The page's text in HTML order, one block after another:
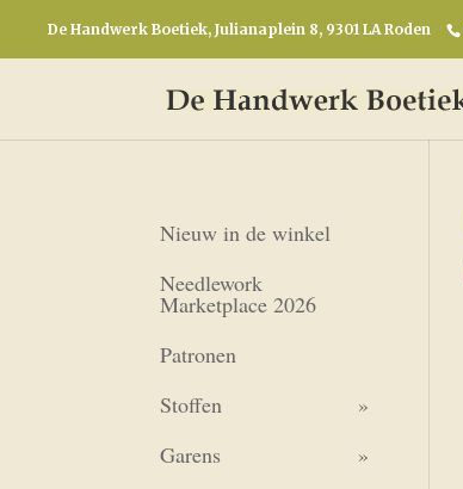
De Handwerk Boetiek, Julianaplein 8, 9301 LA Roden
Nieuw in de winkel
Needlework
Marketplace 2026
Patronen
Stoffen
Garens